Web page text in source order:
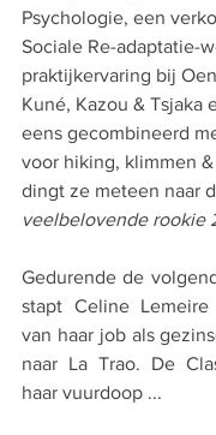
Psychologie, een
Sociale Re-adaptatie-
praktijkervaring bij
Kuné, Kazou & Tsjaka
eens gecombineerd
voor hiking, klimmen
dingt ze meteen naar
veelbelovende rookie
Gedurende de
stapt Celine
van haar job als
naar La Trao. De
haar vuurdoop ...